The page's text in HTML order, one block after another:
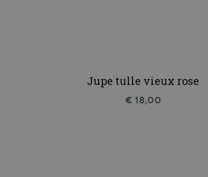
Jupe tulle vieux rose
€ 18,00